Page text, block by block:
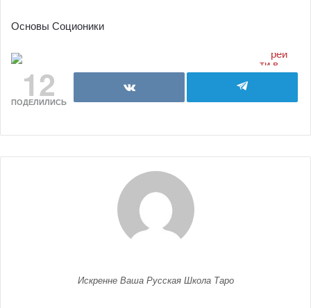
Основы Соционики
12
ПОДЕЛИЛИСЬ
Искренне Ваша Русская Школа Таро